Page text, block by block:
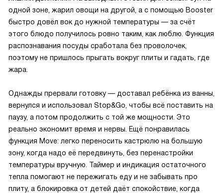
одной зоне, жарил овощи на другой, а с помощью Booster
быстро довёл вок до нужной температуры — за счёт
этого блюдо получилось ровно таким, как люблю. Функция
распознавания посуды сработала без проволочек,
поэтому не пришлось прыгать вокруг плиты и гадать, где
жара.
Однажды прервали готовку — доставал ребёнка из ванны,
вернулся и использовал Stop&Go, чтобы всё поставить на
паузу, а потом продолжить с той же мощности. Это
реально экономит время и нервы. Ещё понравилась
функция Move: легко переносить кастрюлю на большую
зону, когда надо её передвинуть, без перенаcтройки
температуры вручную. Таймер и индикация остаточного
тепла помогают не пережигать еду и не забывать про
плиту, а блокировка от детей даёт спокойствие, когда